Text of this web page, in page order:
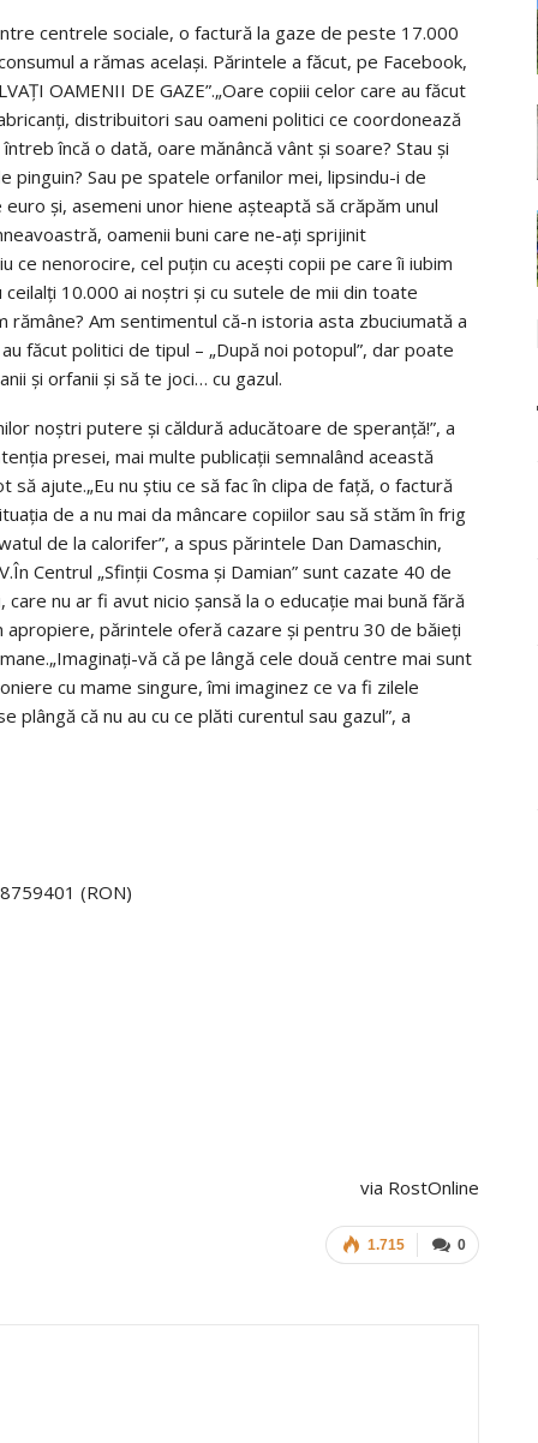
centrele sociale, o factură la gaze de peste 17.000
a rămas același. Părintele a făcut, pe Facebook,
OAMENII DE GAZE”.„Oare copiii celor care au făcut
distribuitori sau oameni politici ce coordonează
încă o dată, oare mănâncă vânt și soare? Stau și
pinguin? Sau pe spatele orfanilor mei, lipsindu-i de
și, asemeni unor hiene așteaptă să crăpăm unul
oamenii buni care ne-ați sprijinit
ce nenorocire, cel puțin cu acești copii pe care îi iubim
10.000 ai noștri și cu sutele de mii din toate
rămâne? Am sentimentul că-n istoria asta zbuciumată a
făcut politici de tipul – „După noi potopul”, dar poate
și orfanii și să te joci… cu gazul.
noștri putere și căldură aducătoare de speranță!”, a
presei, mai multe publicații semnalând această
ajute.„Eu nu știu ce să fac în clipa de față, o factură
de a nu mai da mâncare copiilor sau să stăm în frig
de la calorifer”, a spus părintele Dan Damaschin,
Centrul „Sfinții Cosma și Damian” sunt cazate 40 de
nu ar fi avut nicio șansă la o educație mai bună fără
părintele oferă cazare și pentru 30 de băieți
vă că pe lângă cele două centre mai sunt
cu mame singure, îmi imaginez ce va fi zilele
că nu au cu ce plăti curentul sau gazul”, a
(RON)
via RostOnline
0
1.715